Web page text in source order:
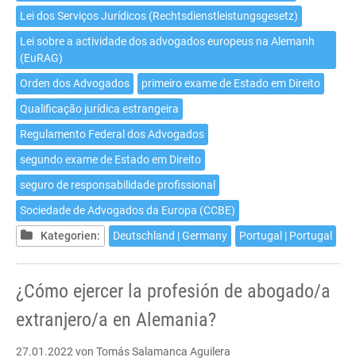
Lei dos Serviços Jurídicos (Rechtsdienstleistungsgesetz)
Lei sobre a actividade dos advogados europeus na Alemanh
(EuRAG)
Orden dos Advogados
primeiro exame de Estado em Direito
Qualificação jurídica estrangeira
Regulamento Federal dos Advogados
segundo exame de Estado em Direito
seguro de responsabilidade profissional
Sociedade de Advogados da Europa (CCBE)
Kategorien:
Deutschland | Germany Portugal | Portugal
¿Cómo ejercer la profesión de abogado/a
extranjero/a en Alemania?
27.01.2022 von Tomás Salamanca Aguilera